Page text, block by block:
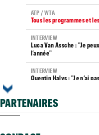
ATP / WTA
Tous les programmes et
INTERVIEW
Luca Van Assche : "Je
l’année"
INTERVIEW
Quentin Halys : "Je n’ai
WTA - Toronto
PARTENAIRES